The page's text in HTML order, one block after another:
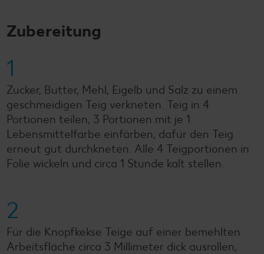
Zubereitung
1
Zucker, Butter, Mehl, Eigelb und Salz zu einem
geschmeidigen Teig verkneten. Teig in 4
Portionen teilen, 3 Portionen mit je 1
Lebensmittelfarbe einfärben, dafür den Teig
erneut gut durchkneten. Alle 4 Teigportionen in
Folie wickeln und circa 1 Stunde kalt stellen.
2
Für die Knopfkekse Teige auf einer bemehlten
Arbeitsfläche circa 3 Millimeter dick ausrollen,